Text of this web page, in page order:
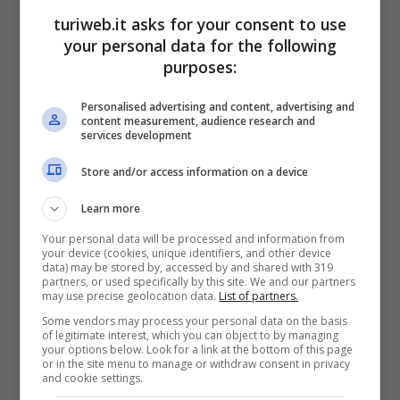
Differenze importanti tra Nord e Sud- (Turiweb.it)
Si può parlare in termini oggettivi di povertà
assoluta quando un nucleo familiare non
riesce a spendere la cifra media ritenuta
turiweb.it asks for your consent to use
your personal data for the following
purposes:
Personalised advertising and content, advertising and
content measurement, audience research and
services development
Store and/or access information on a device
Learn more
Your personal data will be processed and information from
your device (cookies, unique identifiers, and other device
data) may be stored by, accessed by and shared with 319
partners, or used specifically by this site. We and our partners
may use precise geolocation data. List of partners.
Some vendors may process your personal data on the basis
of legitimate interest, which you can object to by managing
your options below. Look for a link at the bottom of this page
or in the site menu to manage or withdraw consent in privacy
and cookie settings.